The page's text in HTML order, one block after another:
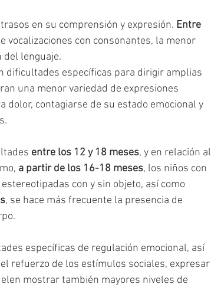
en su comprensión y expresión. Entre
vocalizaciones con consonantes, la menor
del lenguaje.
dificultades específicas para dirigir amplias
una menor variedad de expresiones
dolor, contagiarse de su estado emocional y
entre los 12 y 18 meses, y en relación al
a partir de los 16-18 meses, los niños con
con y sin objeto, así como
, se hace más frecuente la presencia de
específicas de regulación emocional, así
refuerzo de los estímulos sociales, expresar
mostrar también mayores niveles de